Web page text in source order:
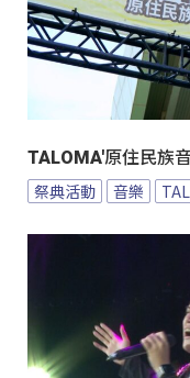
TALOMA'原住民族
祭典活動 音樂